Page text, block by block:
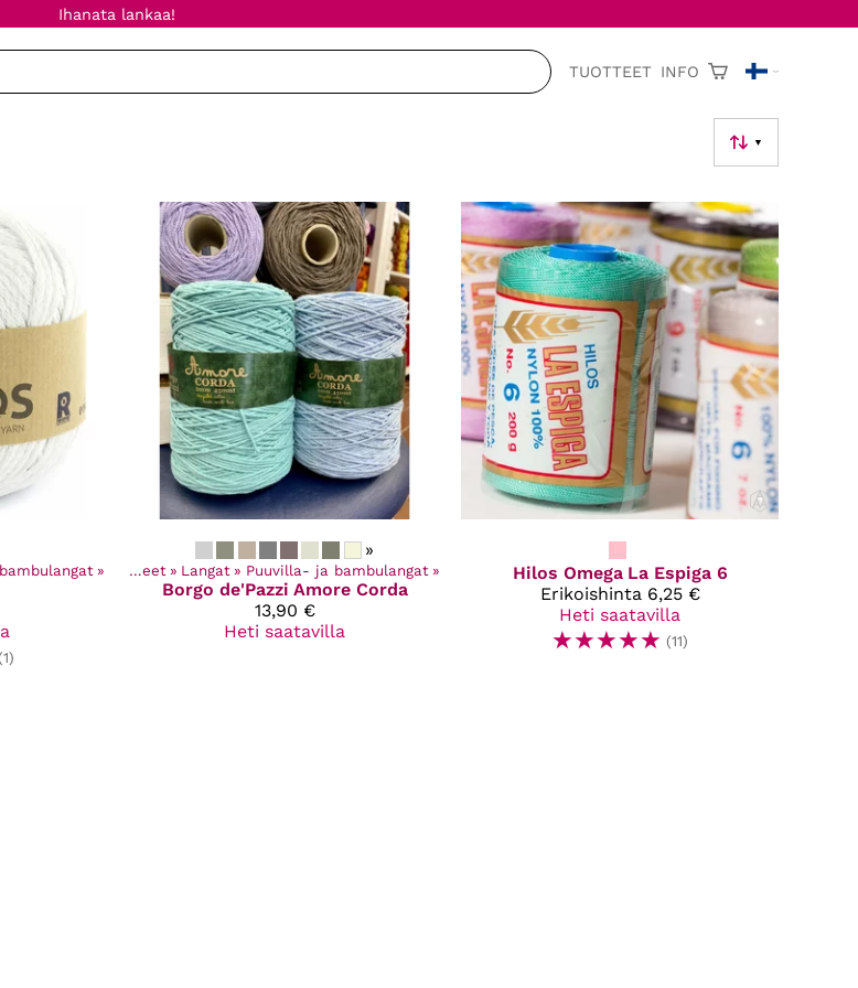
Ihanata lankaa!
TUOTTEET INFO
▼
‪»
»
Kaikki tuotteet ‪» Langat ‪» Puuvilla- ja bambulangat ‪»
Borgo de'Pazzi Amore Corda
13,90 €
Heti saatavilla
Hilos Omega La Espiga 6
Erikoishinta6,25 €
Heti saatavilla
☆☆☆☆☆ (11)